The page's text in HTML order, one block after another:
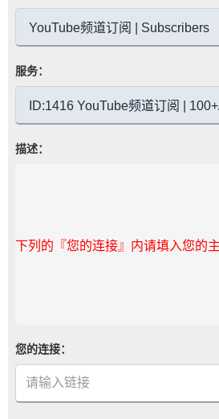
服务：
描述：
下列的『您的连接』内请填入您的主
您的连接：